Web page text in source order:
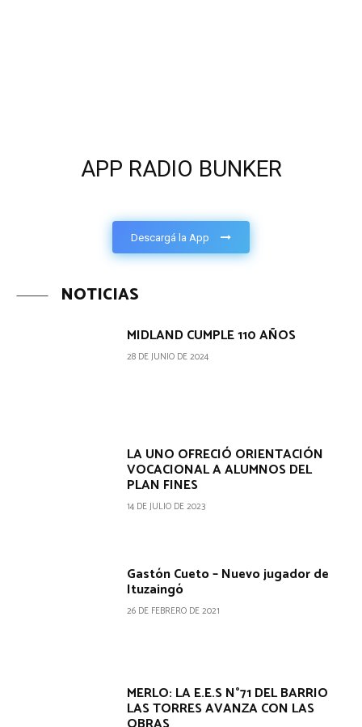
APP RADIO BUNKER
Descargá la App
NOTICIAS
MIDLAND CUMPLE 110 AÑOS
28 DE JUNIO DE 2024
LA UNO OFRECIÓ ORIENTACIÓN
VOCACIONAL A ALUMNOS DEL
PLAN FINES
14 DE JULIO DE 2023
Gastón Cueto – Nuevo jugador de
Ituzaingó
26 DE FEBRERO DE 2021
MERLO: LA E.E.S N°71 DEL BARRIO
LAS TORRES AVANZA CON LAS